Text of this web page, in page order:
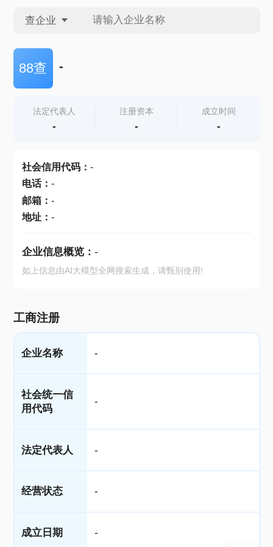
查企业
查企业
查产地
88查 -
法定代表人
-
注册资本
-
成立时间
-
社会信用代码： -
电话： -
邮箱： -
地址： -
企业信息概览： -
如上信息由AI大模型全网搜索生成，请甄别使用!
工商注册
企业名称 -
社会统一信
用代码
-
法定代表人 -
经营状态 -
成立日期 -